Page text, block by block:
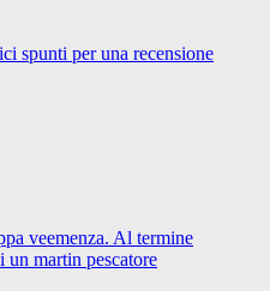
spunti per una recensione
veemenza. Al termine
un martin pescatore